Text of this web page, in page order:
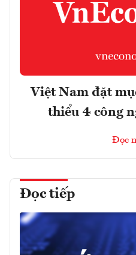
Việt Nam đặt
thiểu 4 công
Đọc
Đọc tiếp